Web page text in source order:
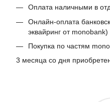
Оплата наличными в
Онлайн-оплата
эквайринг от monobank)
Покупка по частям
3 месяца со дня